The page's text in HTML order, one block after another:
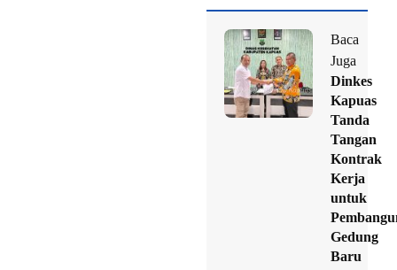
Baca
Juga
Dinkes
Kapuas
Tanda
Tangan
Kontrak
Kerja
untuk
Gedung
Baru